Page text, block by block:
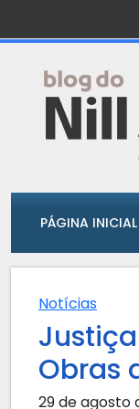
PÁGINA INICIAL
Notícias
Obras
29 de agosto